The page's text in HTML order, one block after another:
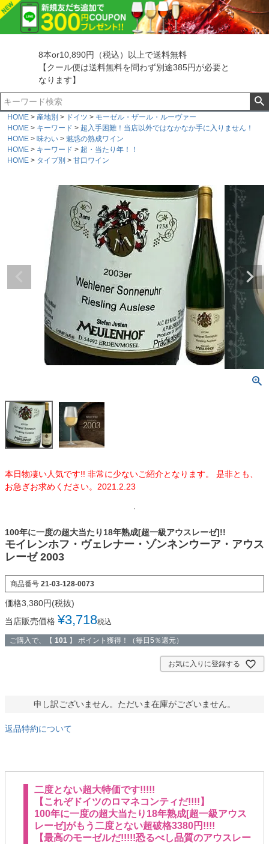
8本or10,890円（税込）以上で送料無料
【クール便は送料無料を問わず別途385円が必要と
なります】
HOME 産地別 ドイツ
モーゼル・ザール・ルーヴァー
HOME
キーワード
超入手困難！当店以外ではなかなか手に入りません！
HOME
味わい
魅惑の熟成ワイン
HOME
キーワード
超・当たり年！！
HOME
タイプ別 甘口ワイン
本日物凄い人気です!! 非常に少ないご紹介となります。 是非とも、
お急ぎお求めください。2021.2.23
100年に一度の超大当たり18年熟成[超一級アウスレーゼ]!!
モイレンホフ・ヴェレナー・ゾンネンウーア・アウス
レーゼ 2003
商品番号 21-03-128-0073
当店販売価格 ¥3,718税込
ご購入で、【 101 】 ポイント獲得！（毎日5％還元）
お気に入りに登録する
申し訳ございません。ただいま在庫がございません。
返品特約について
二度とない超大特価です!!!!!
【これぞドイツのロマネコンティだ!!!!】
100年に一度の超大当たり18年熟成[超一級アウス
レーゼ]がもう二度とない超破格3380円!!!!
【最高のモーゼルだ!!!!!恐るべし品質のアウスレー